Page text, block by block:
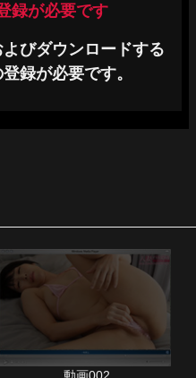
録が必要です
びダウンロードする
録が必要です。